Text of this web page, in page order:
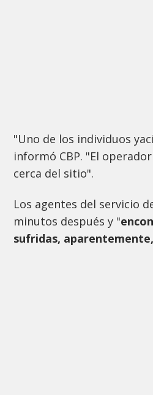
"Uno de los individuos
informó CBP. "El
cerca del sitio".
Los agentes del servicio
minutos después y "
sufridas,